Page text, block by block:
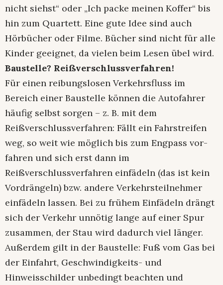
nicht siehst“ oder „Ich packe meinen Koffer“ bis
hin zum Quartett. Eine gute Idee sind auch
Hörbücher oder Filme. Bücher sind nicht für alle
Kinder geeignet, da vielen beim Lesen übel wird.
Baustelle? Reißverschlussverfahren!
Für einen reibungslosen Verkehrsfluss im
Bereich einer Baustelle können die Autofahrer
häufig selbst sorgen – z. B. mit dem
Reißverschlussverfahren: Fällt ein Fahrstreifen
weg, so weit wie möglich bis zum Engpass vor-
fahren und sich erst dann im
Reißverschlussverfahren einfädeln (das ist kein
Vordrängeln) bzw. andere Verkehrsteilnehmer
einfädeln lassen. Bei zu frühem Einfädeln drängt
sich der Verkehr unnötig lange auf einer Spur
zusammen, der Stau wird dadurch viel länger.
Außerdem gilt in der Baustelle: Fuß vom Gas bei
der Einfahrt, Geschwindigkeits- und
Hinweisschilder unbedingt beachten und